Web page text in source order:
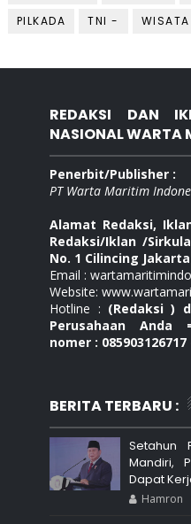
PILKADA
TNI - WISATA
REDAKSI DAN
NASIONAL WARTA
Penerbit/Publisher :
PT Warta Maritim
Alamat Redaksi,
Redaksi/Iklan /
No. 1 Cilincing
Email :
Website:
Hotline : (Redaksi )
Perusahaan Anda
nomer :
BERITA TERBARU :
Setahun
Mandiri,
Dapat
Hamron